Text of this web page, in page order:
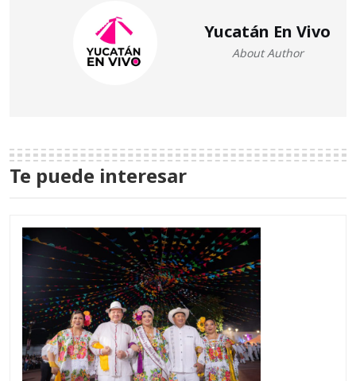
Yucatán En Vivo
About Author
Te puede interesar